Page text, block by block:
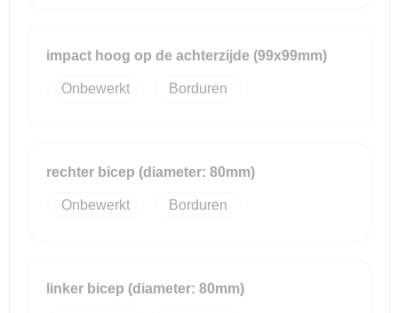
impact hoog op de achterzijde (99x99mm)
Onbewerkt Borduren
rechter bicep (diameter: 80mm)
Onbewerkt Borduren
linker bicep (diameter: 80mm)